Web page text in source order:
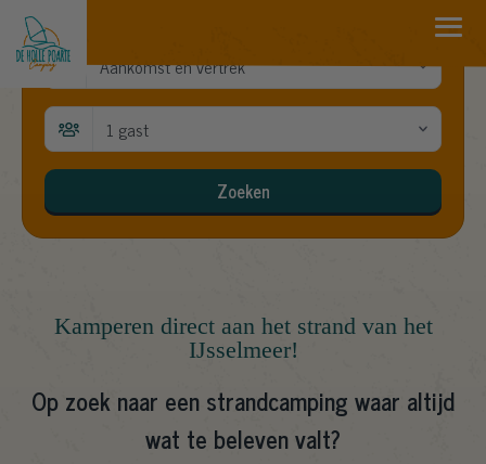
Aankomst en vertrek
1 gast
Zoeken
Kamperen direct aan het strand van het
IJsselmeer!
Op zoek naar een strandcamping waar altijd
wat te beleven valt?